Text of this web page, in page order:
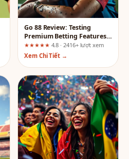
Go 88 Review: Testing
Premium Betting Features
for Transparency and
Safety
★★★★★ 4.8 · 2416+ lượt xem
Xem Chi Tiết →